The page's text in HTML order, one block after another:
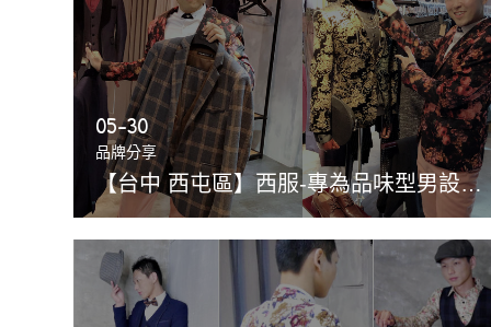
05-30
品牌分享
【台中 西屯區】西服-專為品味型男設計的西服專賣出租店